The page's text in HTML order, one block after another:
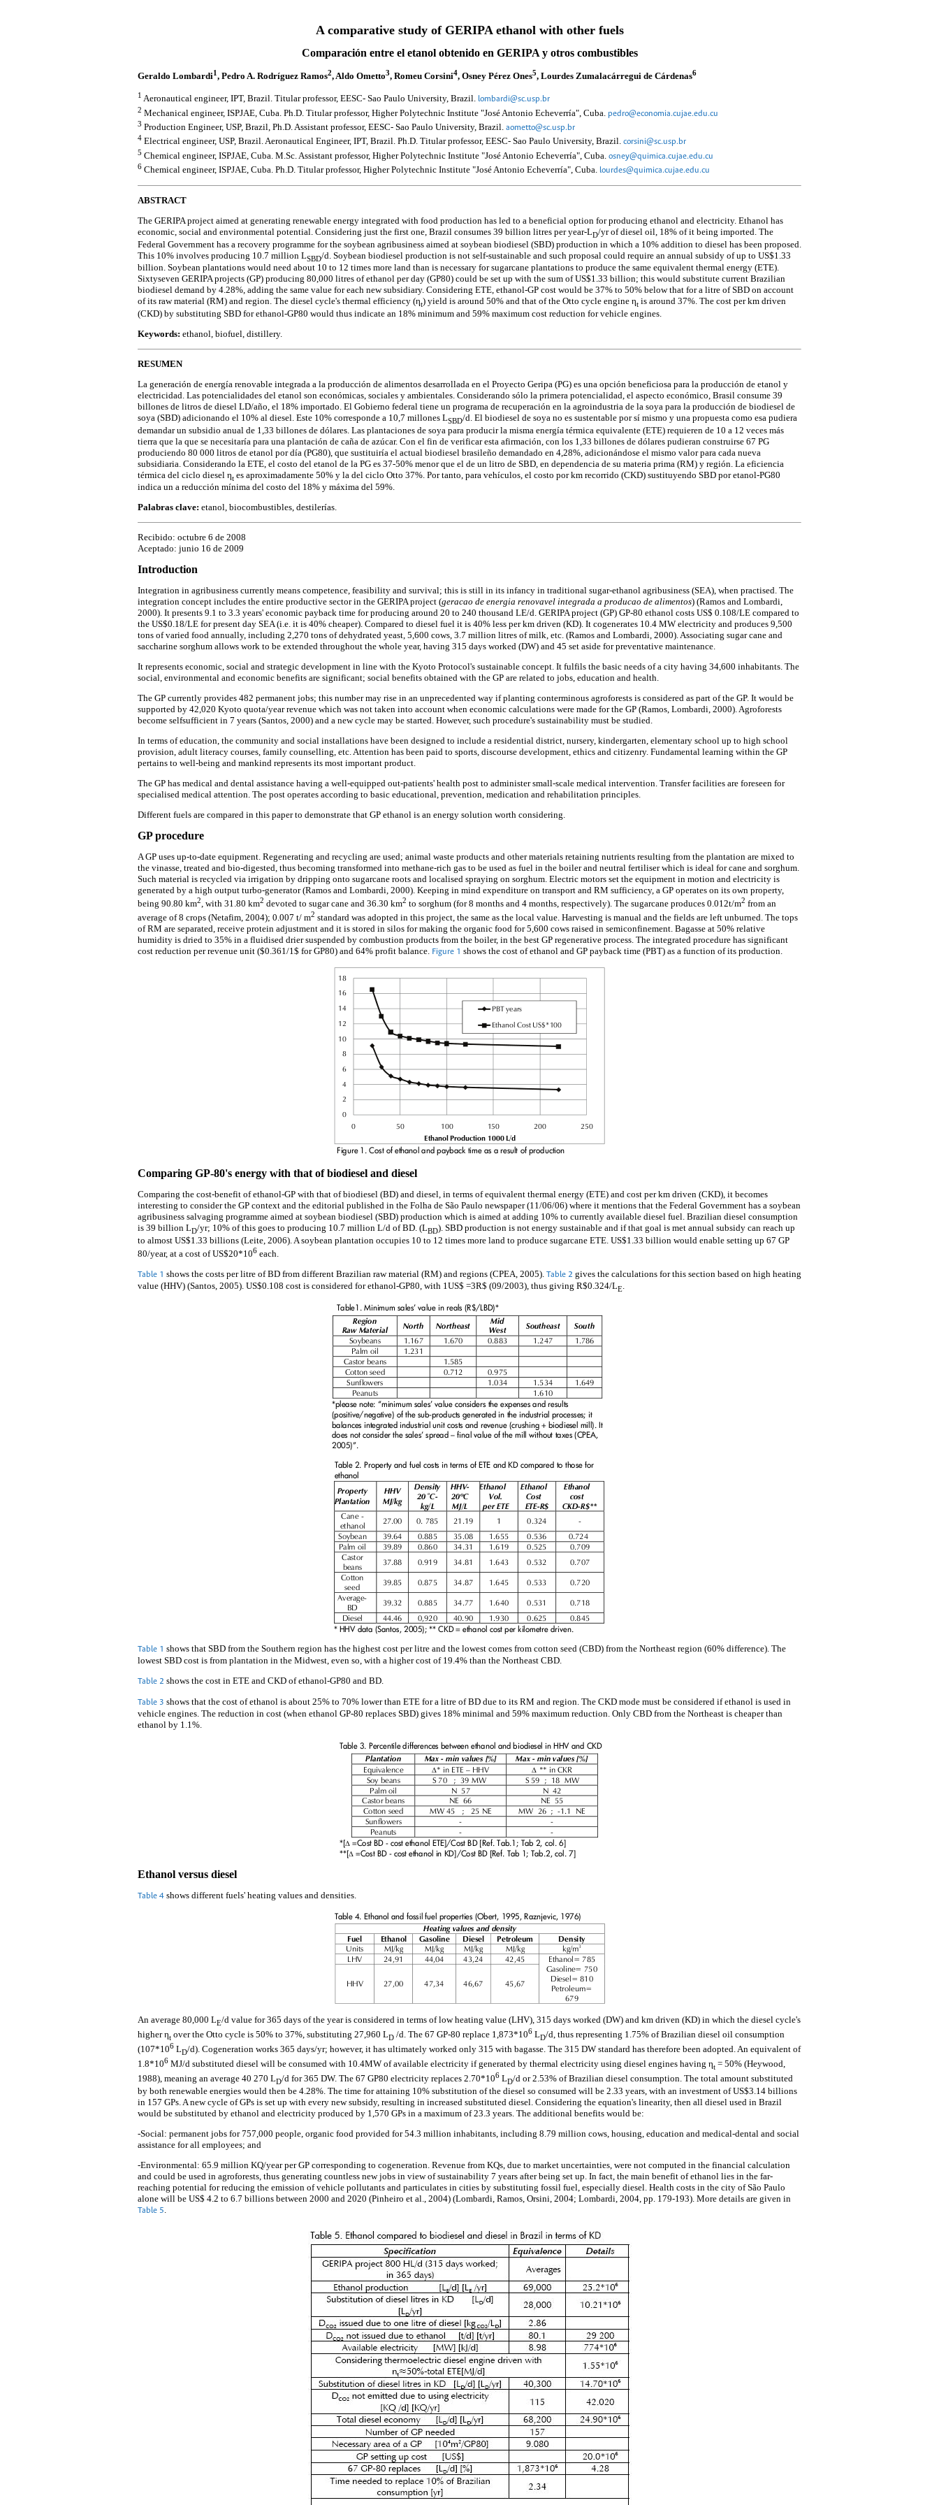
A comparative study of GERIPA ethanol with other fuels
Comparación entre el etanol obtenido en GERIPA y otros combustibles
Geraldo Lombardi1, Pedro A. Rodríguez Ramos2, Aldo Ometto3, Romeu Corsini4, Osney Pérez Ones5, Lourdes Zumalacárregui de Cárdenas6
1 Aeronautical engineer, IPT, Brazil. Titular professor, EESC- Sao Paulo University, Brazil. lombardi@sc.usp.br
2 Mechanical engineer, ISPJAE, Cuba. Ph.D. Titular professor, Higher Polytechnic Institute "José Antonio Echeverría", Cuba. pedro@economia.cujae.edu.cu
3 Production Engineer, USP, Brazil, Ph.D. Assistant professor, EESC- Sao Paulo University, Brazil. aometto@sc.usp.br
4 Electrical engineer, USP, Brazil. Aeronautical Engineer, IPT, Brazil. Ph.D. Titular professor, EESC- Sao Paulo University, Brazil. corsini@sc.usp.br
5 Chemical engineer, ISPJAE, Cuba. M.Sc. Assistant professor, Higher Polytechnic Institute "José Antonio Echeverría", Cuba. osney@quimica.cujae.edu.cu
6 Chemical engineer, ISPJAE, Cuba. Ph.D. Titular professor, Higher Polytechnic Institute "José Antonio Echeverría", Cuba. lourdes@quimica.cujae.edu.cu
ABSTRACT
The GERIPA project aimed at generating renewable energy integrated with food production has led to a beneficial option for producing ethanol and electricity. Ethanol has
economic, social and environmental potential. Considering just the first one, Brazil consumes 39 billion litres per year-LD/yr of diesel oil, 18% of it being imported. The
Federal Government has a recovery programme for the soybean agribusiness aimed at soybean biodiesel (SBD) production in which a 10% addition to diesel has been proposed.
This 10% involves producing 10.7 million LSBD/d. Soybean biodiesel production is not self-sustainable and such proposal could require an annual subsidy of up to US$1.33
billion. Soybean plantations would need about 10 to 12 times more land than is necessary for sugarcane plantations to produce the same equivalent thermal energy (ETE).
Sixtyseven GERIPA projects (GP) producing 80,000 litres of ethanol per day (GP80) could be set up with the sum of US$1.33 billion; this would substitute current Brazilian
biodiesel demand by 4.28%, adding the same value for each new subsidiary. Considering ETE, ethanol-GP cost would be 37% to 50% below that for a litre of SBD on account
of its raw material (RM) and region. The diesel cycle's thermal efficiency (ηt) yield is around 50% and that of the Otto cycle engine ηt is around 37%. The cost per km driven
(CKD) by substituting SBD for ethanol-GP80 would thus indicate an 18% minimum and 59% maximum cost reduction for vehicle engines.
Keywords: ethanol, biofuel, distillery.
RESUMEN
La generación de energía renovable integrada a la producción de alimentos desarrollada en el Proyecto Geripa (PG) es una opción beneficiosa para la producción de etanol y
electricidad. Las potencialidades del etanol son económicas, sociales y ambientales. Considerando sólo la primera potencialidad, el aspecto económico, Brasil consume 39
billones de litros de diesel LD/año, el 18% importado. El Gobierno federal tiene un programa de recuperación en la agroindustria de la soya para la producción de biodiesel de
soya (SBD) adicionando el 10% al diesel. Este 10% corresponde a 10,7 millones LSBD/d. El biodiesel de soya no es sustentable por sí mismo y una propuesta como esa pudiera
demandar un subsidio anual de 1,33 billones de dólares. Las plantaciones de soya para producir la misma energía térmica equivalente (ETE) requieren de 10 a 12 veces más
tierra que la que se necesitaría para una plantación de caña de azúcar. Con el fin de verificar esta afirmación, con los 1,33 billones de dólares pudieran construirse 67 PG
produciendo 80 000 litros de etanol por día (PG80), que sustituiría el actual biodiesel brasileño demandado en 4,28%, adicionándose el mismo valor para cada nueva
subsidiaria. Considerando la ETE, el costo del etanol de la PG es 37-50% menor que el de un litro de SBD, en dependencia de su materia prima (RM) y región. La eficiencia
térmica del ciclo diesel ηt es aproximadamente 50% y la del ciclo Otto 37%. Por tanto, para vehículos, el costo por km recorrido (CKD) sustituyendo SBD por etanol-PG80
indica un a reducción mínima del costo del 18% y máxima del 59%.
Palabras clave: etanol, biocombustibles, destilerías.
Recibido: octubre 6 de 2008
Aceptado: junio 16 de 2009
Introduction
Integration in agribusiness currently means competence, feasibility and survival; this is still in its infancy in traditional sugar-ethanol agribusiness (SEA), when practised. The
integration concept includes the entire productive sector in the GERIPA project (geracao de energia renovavel integrada a producao de alimentos) (Ramos and Lombardi,
2000). It presents 9.1 to 3.3 years' economic payback time for producing around 20 to 240 thousand LE/d. GERIPA project (GP) GP-80 ethanol costs US$ 0.108/LE compared to
the US$0.18/LE for present day SEA (i.e. it is 40% cheaper). Compared to diesel fuel it is 40% less per km driven (KD). It cogenerates 10.4 MW electricity and produces 9,500
tons of varied food annually, including 2,270 tons of dehydrated yeast, 5,600 cows, 3.7 million litres of milk, etc. (Ramos and Lombardi, 2000). Associating sugar cane and
saccharine sorghum allows work to be extended throughout the whole year, having 315 days worked (DW) and 45 set aside for preventative maintenance.
It represents economic, social and strategic development in line with the Kyoto Protocol's sustainable concept. It fulfils the basic needs of a city having 34,600 inhabitants. The
social, environmental and economic benefits are significant; social benefits obtained with the GP are related to jobs, education and health.
The GP currently provides 482 permanent jobs; this number may rise in an unprecedented way if planting conterminous agroforests is considered as part of the GP. It would be
supported by 42,020 Kyoto quota/year revenue which was not taken into account when economic calculations were made for the GP (Ramos, Lombardi, 2000). Agroforests
become selfsufficient in 7 years (Santos, 2000) and a new cycle may be started. However, such procedure's sustainability must be studied.
In terms of education, the community and social installations have been designed to include a residential district, nursery, kindergarten, elementary school up to high school
provision, adult literacy courses, family counselling, etc. Attention has been paid to sports, discourse development, ethics and citizenry. Fundamental learning within the GP
pertains to well-being and mankind represents its most important product.
The GP has medical and dental assistance having a well-equipped out-patients' health post to administer small-scale medical intervention. Transfer facilities are foreseen for
specialised medical attention. The post operates according to basic educational, prevention, medication and rehabilitation principles.
Different fuels are compared in this paper to demonstrate that GP ethanol is an energy solution worth considering.
GP procedure
A GP uses up-to-date equipment. Regenerating and recycling are used; animal waste products and other materials retaining nutrients resulting from the plantation are mixed to
the vinasse, treated and bio-digested, thus becoming transformed into methane-rich gas to be used as fuel in the boiler and neutral fertiliser which is ideal for cane and sorghum.
Such material is recycled via irrigation by dripping onto sugarcane roots and localised spraying on sorghum. Electric motors set the equipment in motion and electricity is
generated by a high output turbo-generator (Ramos and Lombardi, 2000). Keeping in mind expenditure on transport and RM sufficiency, a GP operates on its own property,
being 90.80 km2, with 31.80 km2 devoted to sugar cane and 36.30 km2 to sorghum (for 8 months and 4 months, respectively). The sugarcane produces 0.012t/m2 from an
average of 8 crops (Netafim, 2004); 0.007 t/ m2 standard was adopted in this project, the same as the local value. Harvesting is manual and the fields are left unburned. The tops
of RM are separated, receive protein adjustment and it is stored in silos for making the organic food for 5,600 cows raised in semiconfinement. Bagasse at 50% relative
humidity is dried to 35% in a fluidised drier suspended by combustion products from the boiler, in the best GP regenerative process. The integrated procedure has significant
cost reduction per revenue unit ($0.361/1$ for GP80) and 64% profit balance. Figure 1 shows the cost of ethanol and GP payback time (PBT) as a function of its production.
Comparing GP-80's energy with that of biodiesel and diesel
Comparing the cost-benefit of ethanol-GP with that of biodiesel (BD) and diesel, in terms of equivalent thermal energy (ETE) and cost per km driven (CKD), it becomes
interesting to consider the GP context and the editorial published in the Folha de São Paulo newspaper (11/06/06) where it mentions that the Federal Government has a soybean
agribusiness salvaging programme aimed at soybean biodiesel (SBD) production which is aimed at adding 10% to currently available diesel fuel. Brazilian diesel consumption
is 39 billion LD/yr; 10% of this goes to producing 10.7 million L/d of BD. (LBD). SBD production is not energy sustainable and if that goal is met annual subsidy can reach up
to almost US$1.33 billions (Leite, 2006). A soybean plantation occupies 10 to 12 times more land to produce sugarcane ETE. US$1.33 billion would enable setting up 67 GP
80/year, at a cost of US$20*106 each.
Table 1 shows the costs per litre of BD from different Brazilian raw material (RM) and regions (CPEA, 2005). Table 2 gives the calculations for this section based on high heating
value (HHV) (Santos, 2005). US$0.108 cost is considered for ethanol-GP80, with 1US$ =3R$ (09/2003), thus giving R$0.324/LE
Table 1 shows that SBD from the Southern region has the highest cost per litre and the lowest comes from cotton seed (CBD) from the Northeast region (60% difference). The
lowest SBD cost is from plantation in the Midwest, even so, with a higher cost of 19.4% than the Northeast CBD.
Table 2 shows the cost in ETE and CKD of ethanol-GP80 and BD.
Table 3 shows that the cost of ethanol is about 25% to 70% lower than ETE for a litre of BD due to its RM and region. The CKD mode must be considered if ethanol is used in
vehicle engines. The reduction in cost (when ethanol GP-80 replaces SBD) gives 18% minimal and 59% maximum reduction. Only CBD from the Northeast is cheaper than
ethanol by 1.1%.
Ethanol versus diesel
Table 4 shows different fuels' heating values and densities.
An average 80,000 LE/d value for 365 days of the year is considered in terms of low heating value (LHV), 315 days worked (DW) and km driven (KD) in which the diesel cycle's
higher ηt over the Otto cycle is 50% to 37%, substituting 27,960 LD /d. The 67 GP-80 replace 1,873*106 LD/d, thus representing 1.75% of Brazilian diesel oil consumption
(107*106 LD/d). Cogeneration works 365 days/yr; however, it has ultimately worked only 315 with bagasse. The 315 DW standard has therefore been adopted. An equivalent of
1.8*106 MJ/d substituted diesel will be consumed with 10.4MW of available electricity if generated by thermal electricity using diesel engines having ηt = 50% (Heywood,
1988), meaning an average 40 270 LD/d for 365 DW. The 67 GP80 electricity replaces 2.70*106 LD/d or 2.53% of Brazilian diesel consumption. The total amount substituted
by both renewable energies would then be 4.28%. The time for attaining 10% substitution of the diesel so consumed will be 2.33 years, with an investment of US$3.14 billions
in 157 GPs. A new cycle of GPs is set up with every new subsidy, resulting in increased substituted diesel. Considering the equation's linearity, then all diesel used in Brazil
would be substituted by ethanol and electricity produced by 1,570 GPs in a maximum of 23.3 years. The additional benefits would be:
-Social: permanent jobs for 757,000 people, organic food provided for 54.3 million inhabitants, including 8.79 million cows, housing, education and medical-dental and social
assistance for all employees; and
-Environmental: 65.9 million KQ/year per GP corresponding to cogeneration. Revenue from KQs, due to market uncertainties, were not computed in the financial calculation
and could be used in agroforests, thus generating countless new jobs in view of sustainability 7 years after being set up. In fact, the main benefit of ethanol lies in the far-
reaching potential for reducing the emission of vehicle pollutants and particulates in cities by substituting fossil fuel, especially diesel. Health costs in the city of São Paulo
alone will be US$ 4.2 to 6.7 billions between 2000 and 2020 (Pinheiro et al., 2004) (Lombardi, Ramos, Orsini, 2004; Lombardi, 2004, pp. 179-193). More details are given in
Table 5